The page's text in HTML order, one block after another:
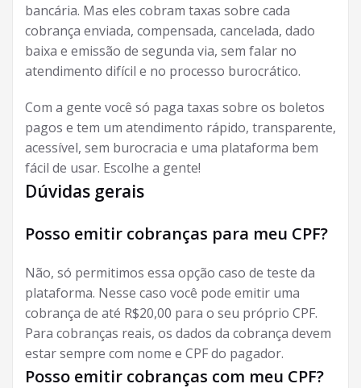
bancária. Mas eles cobram taxas sobre cada
cobrança enviada, compensada, cancelada, dado
baixa e emissão de segunda via, sem falar no
atendimento difícil e no processo burocrático.
Com a gente você só paga taxas sobre os boletos
pagos e tem um atendimento rápido, transparente,
acessível, sem burocracia e uma plataforma bem
fácil de usar. Escolhe a gente!
Dúvidas gerais
Posso emitir cobranças para meu CPF?
Não, só permitimos essa opção caso de teste da
plataforma. Nesse caso você pode emitir uma
cobrança de até R$20,00 para o seu próprio CPF.
Para cobranças reais, os dados da cobrança devem
estar sempre com nome e CPF do pagador.
Posso emitir cobranças com meu CPF?